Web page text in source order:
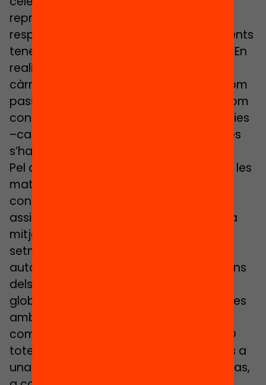
representen un escreix notable d’horari
respecte de l’habitual i els centres docents
tenen autonomia per a programar-les. En
realitat, les denominacions tenen una
càrrega tradicional o històrica, lectiu com
passar programa –llegir- o curricular com
contingut encadenat de cursos i matèries
–camí-. Actualment, aquests conceptes
s’han entortolligant.
Pel que fa a l’atribució horària teòrica a les
matèries, el decret regulador de l’EP
contempla 560 h/etapa de lliure
assignació per part de cada escola una
mitjana de poc menys de tres hores
setmanals en ús de la respectiva
autonomia (hi caben, doncs, ampliacions
dels mínims de matèria, metodologies
globalitzadores, activitats quasi fronteres
amb curriculars no lectives o
complementàries, etc.). En canvi, a l’ESO
totes les hores lectives estan atribuïdes a
una o altra matèria (en aquest darrer cas,